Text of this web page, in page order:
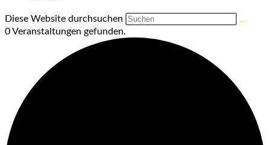
Diese Website durchsuchen
0 Veranstaltungen gefunden.